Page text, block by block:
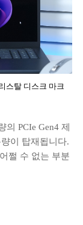
스탈 디스크 마크
PCIe Gen4 제
이 탑재됩니다.
쩔 수 없는 부분